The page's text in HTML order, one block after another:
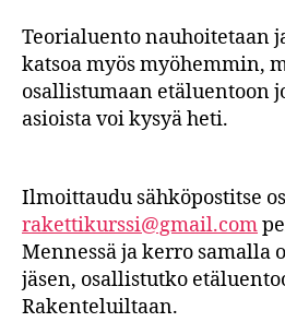
Teorialuento nauhoitetaan
katsoa myös myöhemmin,
osallistumaan etäluentoon
asioista voi kysyä heti.
Ilmoittaudu sähköpostitse
rakettikurssi@gmail.com
Mennessä ja kerro samalla
jäsen, osallistutko
Rakenteluiltaan.